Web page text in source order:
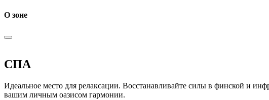
О зоне
СПА
Идеальное место для релаксации. Восстанавливайте силы в финской и
вашим личным оазисом гармонии.